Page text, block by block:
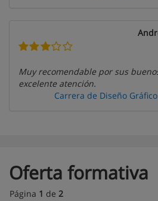
Muy recomendable por sus
excelente atención.
Carrera de Diseño
Oferta formativa
Página 1 de 2